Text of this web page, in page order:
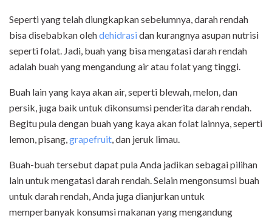
Seperti yang telah diungkapkan sebelumnya, darah rendah
bisa disebabkan olehdehidrasidan kurangnya asupan nutrisi
seperti folat. Jadi, buah yang bisa mengatasi darah rendah
adalah buah yang mengandung air atau folat yang tinggi.
Buah lain yang kaya akan air, seperti blewah, melon, dan
persik, juga baik untuk dikonsumsi penderita darah rendah.
Begitu pula dengan buah yang kaya akan folat lainnya, seperti
lemon, pisang,grapefruit, dan jeruk limau.
Buah-buah tersebut dapat pula Anda jadikan sebagai pilihan
lain untuk mengatasi darah rendah. Selain mengonsumsi buah
untuk darah rendah, Anda juga dianjurkan untuk
memperbanyak konsumsi makanan yang mengandung